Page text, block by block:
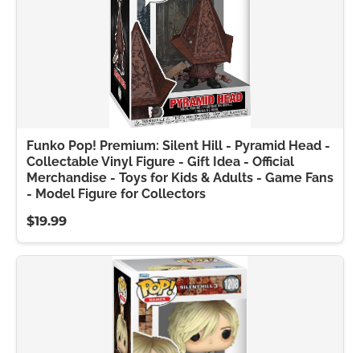
Funko Pop! Premium: Silent Hill - Pyramid Head -
Collectable Vinyl Figure - Gift Idea - Official
Merchandise - Toys for Kids & Adults - Game Fans
- Model Figure for Collectors
$19.99